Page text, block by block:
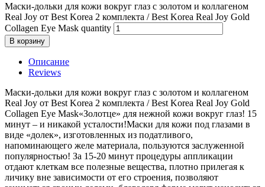
Маски-дольки для кожи вокруг глаз с золотом и коллагеном
Real Joy от Best Korea 2 комплекта / Best Korea Real Joy Gold
Collagen Eye Mask quantity
В корзину
Описание
Reviews
Маски-дольки для кожи вокруг глаз с золотом и коллагеном
Real Joy от Best Korea 2 комплекта / Best Korea Real Joy Gold
Collagen Eye Mask«Золотце» для нежной кожи вокруг глаз! 15
минут – и никакой усталости!Маски для кожи под глазами в
виде «долек», изготовленных из податливого,
напоминающего желе материала, пользуются заслуженной
популярностью! За 15-20 минут процедуры аппликации
отдают клеткам все полезные вещества, плотно прилегая к
личику вне зависимости от его строения, позволяют